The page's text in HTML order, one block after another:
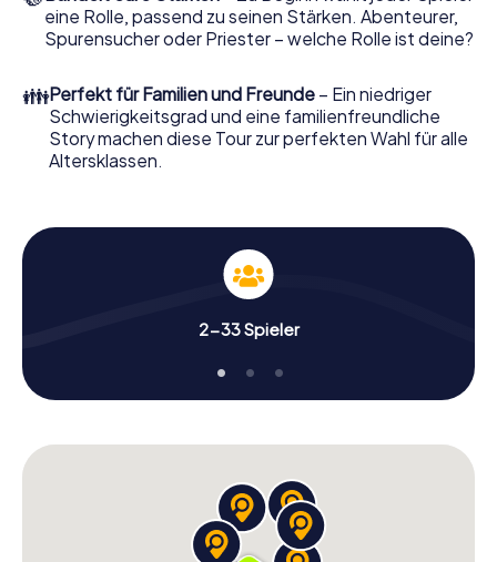
eine Rolle, passend zu seinen Stärken. Abenteurer,
Spurensucher oder Priester – welche Rolle ist deine?
👪Perfekt für Familien und Freunde – Ein niedriger
Schwierigkeitsgrad und eine familienfreundliche
Story machen diese Tour zur perfekten Wahl für alle
Altersklassen.
2-33 Spieler